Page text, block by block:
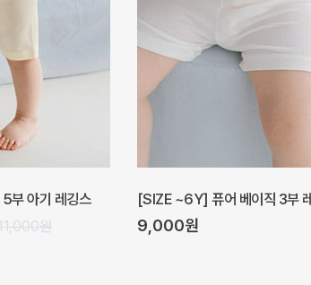
37,000원 5% 39,000원 41,000원